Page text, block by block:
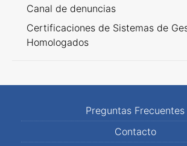
Canal de denuncias
Certificaciones de Sistemas de
Homologados
Preguntas Frecuentes
Contacto